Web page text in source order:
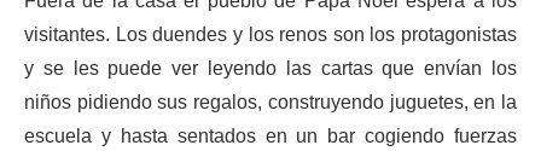
visitantes. Los duendes y los renos son los protagonistas
y se les puede ver leyendo las cartas que envían los
niños pidiendo sus regalos, construyendo juguetes, en la
escuela y hasta sentados en un bar cogiendo fuerzas